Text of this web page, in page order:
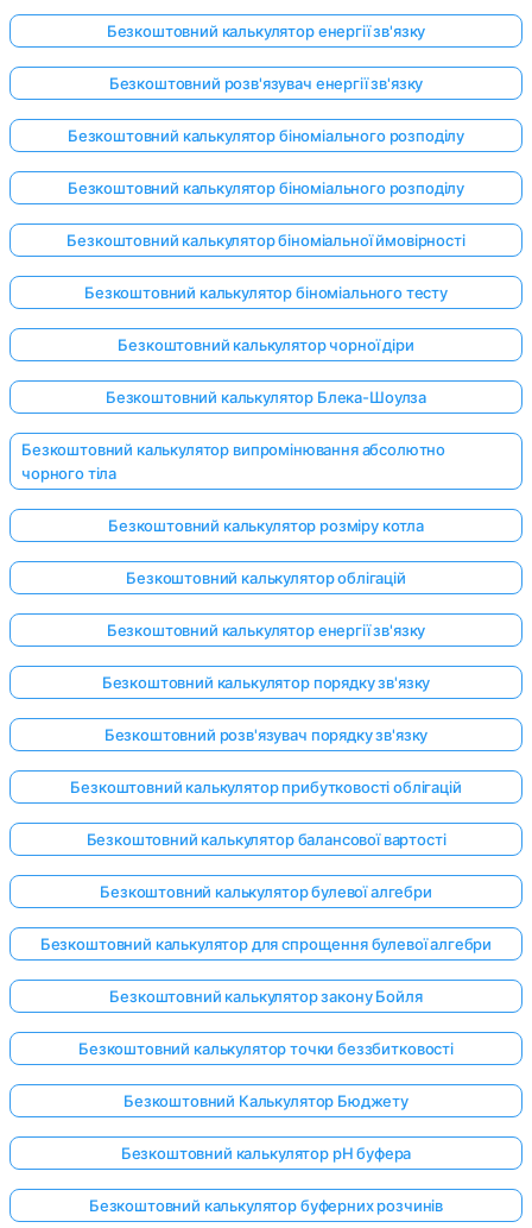
Безкоштовний калькулятор енергії зв'язку
Безкоштовний розв'язувач енергії зв'язку
Безкоштовний калькулятор біноміального розподілу
Безкоштовний калькулятор біноміального розподілу
Безкоштовний калькулятор біноміальної ймовірності
Безкоштовний калькулятор біноміального тесту
Безкоштовний калькулятор чорної діри
Безкоштовний калькулятор Блека-Шоулза
Безкоштовний калькулятор випромінювання абсолютно
чорного тіла
Безкоштовний калькулятор розміру котла
Безкоштовний калькулятор облігацій
Безкоштовний калькулятор енергії зв'язку
Безкоштовний калькулятор порядку зв'язку
Безкоштовний розв'язувач порядку зв'язку
Безкоштовний калькулятор прибутковості облігацій
Безкоштовний калькулятор балансової вартості
Безкоштовний калькулятор булевої алгебри
Безкоштовний калькулятор для спрощення булевої алгебри
Безкоштовний калькулятор закону Бойля
Безкоштовний калькулятор точки беззбитковості
Безкоштовний Калькулятор Бюджету
Безкоштовний калькулятор pH буфера
Безкоштовний калькулятор буферних розчинів